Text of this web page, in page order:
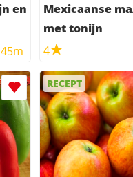
45m
Mexicaanse
met tonijn
4
RECEPT